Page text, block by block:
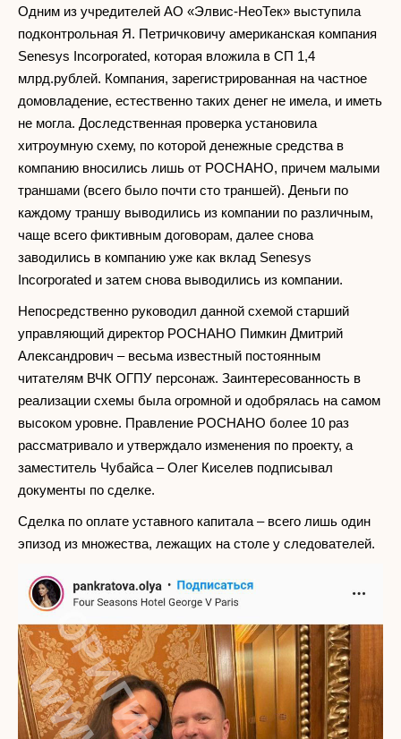
Одним из учредителей АО «Элвис-НеоТек» выступила
подконтрольная Я. Петричковичу американская компания
Senesys Incorporated, которая вложила в СП 1,4
млрд.рублей. Компания, зарегистрированная на частное
домовладение, естественно таких денег не имела, и иметь
не могла. Доследственная проверка установила
хитроумную схему, по которой денежные средства в
компанию вносились лишь от РОСНАНО, причем малыми
траншами (всего было почти сто траншей). Деньги по
каждому траншу выводились из компании по различным,
чаще всего фиктивным договорам, далее снова
заводились в компанию уже как вклад Senesys
Incorporated и затем снова выводились из компании.
Непосредственно руководил данной схемой старший
управляющий директор РОСНАНО Пимкин Дмитрий
Александрович – весьма известный постоянным
читателям ВЧК ОГПУ персонаж. Заинтересованность в
реализации схемы была огромной и одобрялась на самом
высоком уровне. Правление РОСНАНО более 10 раз
рассматривало и утверждало изменения по проекту, а
заместитель Чубайса – Олег Киселев подписывал
документы по сделке.
Сделка по оплате уставного капитала – всего лишь один
эпизод из множества, лежащих на столе у следователей.